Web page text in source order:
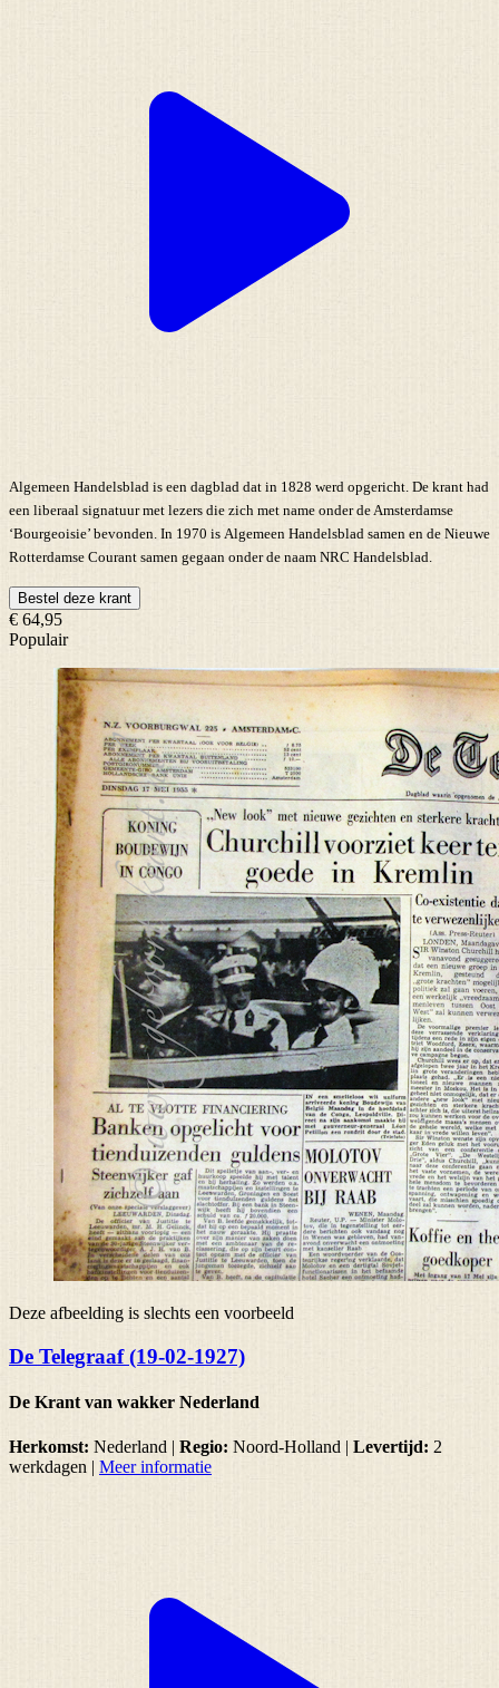
Algemeen Handelsblad is een dagblad dat in 1828 werd opgericht. De krant had
een liberaal signatuur met lezers die zich met name onder de Amsterdamse
‘Bourgeoisie’ bevonden. In 1970 is Algemeen Handelsblad samen en de Nieuwe
Rotterdamse Courant samen gegaan onder de naam NRC Handelsblad.
Bestel deze krant
€ 64,95
Populair
Deze afbeelding is slechts een voorbeeld
De Telegraaf (19-02-1927)
De Krant van wakker Nederland
Herkomst: Nederland | Regio: Noord-Holland | Levertijd: 2
werkdagen | Meer informatie